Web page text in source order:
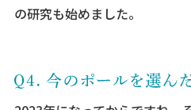
の研究も始めました。